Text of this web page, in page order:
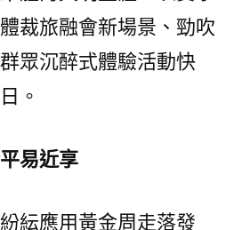
裁旅融會新場景、勁吹
眾沉醉式體驗活動快
。
易近享
紜應用黃金周走落發